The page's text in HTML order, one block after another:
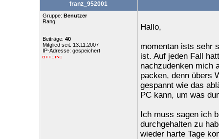
franz_952001
Gruppe: Benutzer
Rang:
Beiträge: 40
Mitglied seit: 13.11.2007
IP-Adresse: gespeichert
Hallo,
momentan ists sehr
ist. Auf jeden Fall
nachzudenken mich
packen, denn übers
gespannt wie das
PC kann, um was
Ich muss sagen ich
durchgehalten zu
wieder harte Tage